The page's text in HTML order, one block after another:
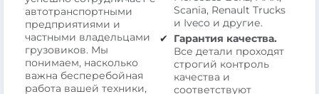
автотранспортными
предприятиями и
частными владельцами
грузовиков. Мы
понимаем, насколько
важна бесперебойная
работа вашей техники,
Scania, Renault Trucks
и Iveco и другие.
Гарантия качества.
Все детали проходят
строгий контроль
качества и
соответствуют